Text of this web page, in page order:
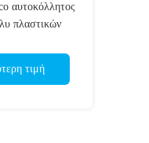
αυτοκόλλητος
πλαστικών
τιμή